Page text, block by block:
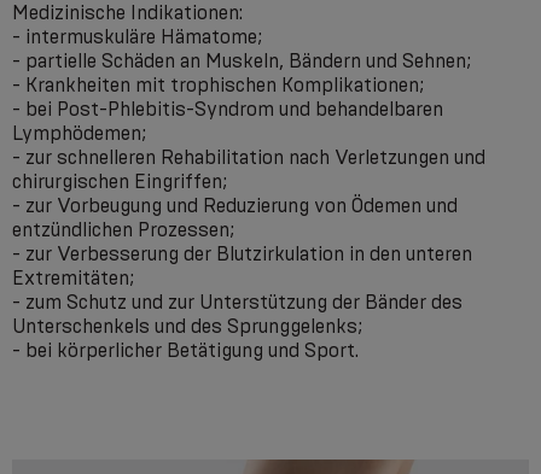
Medizinische Indikationen:
- intermuskuläre Hämatome;
- partielle Schäden an Muskeln, Bändern und Sehnen;
- Krankheiten mit trophischen Komplikationen;
- bei Post-Phlebitis-Syndrom und behandelbaren
Lymphödemen;
- zur schnelleren Rehabilitation nach Verletzungen und
chirurgischen Eingriffen;
- zur Vorbeugung und Reduzierung von Ödemen und
entzündlichen Prozessen;
- zur Verbesserung der Blutzirkulation in den unteren
Extremitäten;
- zum Schutz und zur Unterstützung der Bänder des
Unterschenkels und des Sprunggelenks;
- bei körperlicher Betätigung und Sport.